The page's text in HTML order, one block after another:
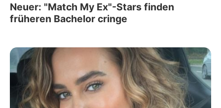
Neuer: "Match My Ex"-Stars finden
früheren Bachelor cringe